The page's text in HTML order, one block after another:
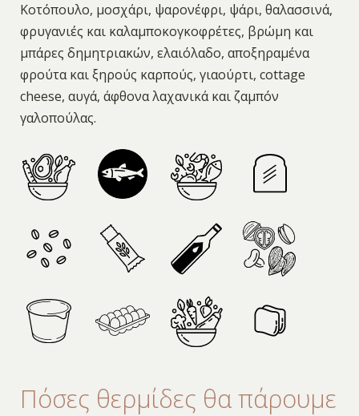
Κοτόπουλο, μοσχάρι, ψαρονέφρι, ψάρι, θαλασσινά,
φρυγανιές και καλαμποκογκοφρέτες, βρώμη και
μπάρες δημητριακών, ελαιόλαδο, αποξηραμένα
φρούτα και ξηρούς καρπούς, γιαούρτι, cottage
cheese, αυγά, άφθονα λαχανικά και ζαμπόν
γαλοπούλας.
Πόσες θερμίδες θα πάρουμε